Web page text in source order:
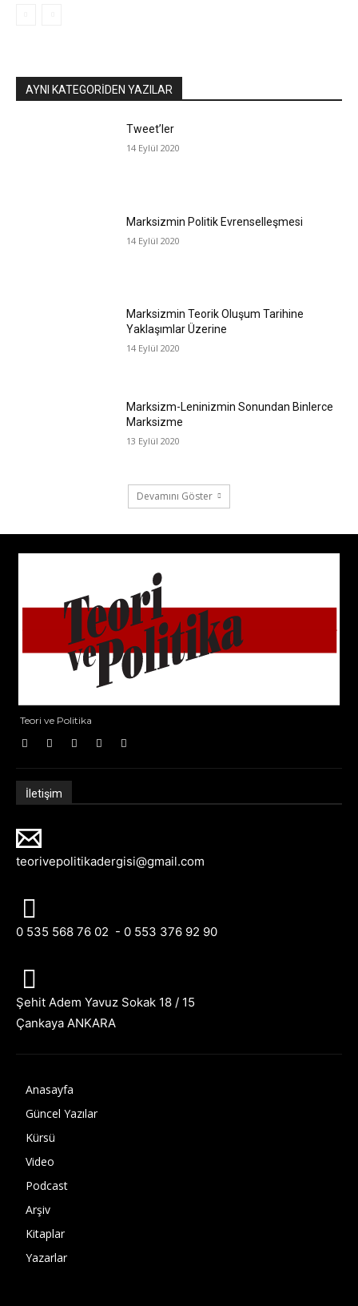
AYNI KATEGORIDEN YAZILAR
Tweet’ler
14 Eylül 2020
Marksizmin Politik Evrenselleşmesi
14 Eylül 2020
Marksizmin Teorik Oluşum Tarihine
Yaklaşımlar Üzerine
14 Eylül 2020
Marksizm-Leninizmin Sonundan Binlerce
Marksizme
13 Eylül 2020
Devamını Göster
Teori ve Politika
İletişim
teorivepolitikadergisi@gmail.com
0 535 568 76 02 - 0 553 376 92 90
Şehit Adem Yavuz Sokak 18 / 15
Çankaya ANKARA
Anasayfa
Güncel Yazılar
Kürsü
Video
Podcast
Arşiv
Kitaplar
Yazarlar